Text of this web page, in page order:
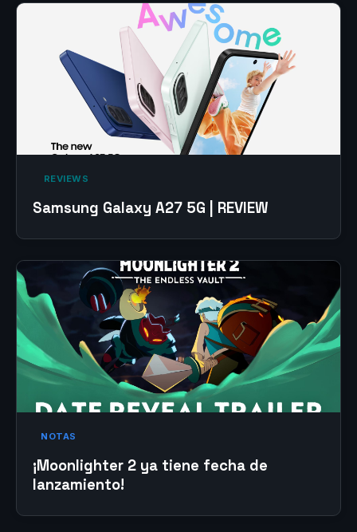
‎ REVIEWS‎
Samsung Galaxy A27 5G | REVIEW
NOTAS
¡Moonlighter 2 ya tiene fecha de
lanzamiento!